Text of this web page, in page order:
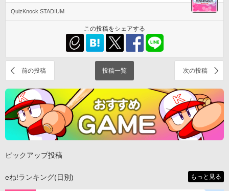
QuizKnock STADIUM
この投稿をシェアする
前の投稿 投稿一覧 次の投稿
ピックアップ投稿
eね!ランキング(日別) もっと見る